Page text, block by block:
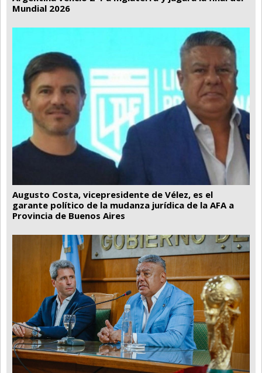
Mundial 2026
Augusto Costa, vicepresidente de Vélez, es el
garante político de la mudanza jurídica de la AFA a
Provincia de Buenos Aires